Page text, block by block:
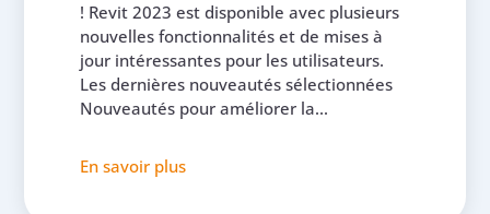
! Revit 2023 est disponible avec plusieurs
nouvelles fonctionnalités et de mises à
jour intéressantes pour les utilisateurs.
Les dernières nouveautés sélectionnées
Nouveautés pour améliorer la...
En savoir plus